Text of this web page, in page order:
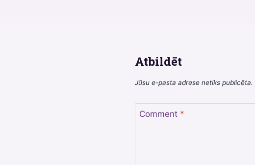
Atbildēt
Jūsu e-pasta adrese netiks publicēta.
Comment *